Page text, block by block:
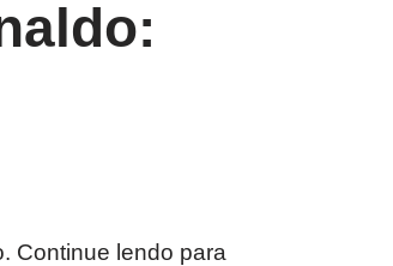
Continue lendo para